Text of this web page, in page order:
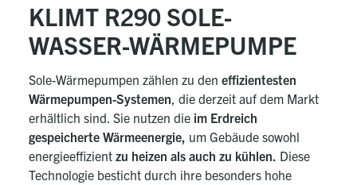
KLIMT R290 SOLE-
WASSER-WÄRMEPUMPE
Sole-Wärmepumpen zählen zu den effizientesten
Wärmepumpen-Systemen, die derzeit auf dem Markt
erhältlich sind. Sie nutzen die im Erdreich
gespeicherte Wärmeenergie, um Gebäude sowohl
energieeffizient zu heizen als auch zu kühlen. Diese
Technologie besticht durch ihre besonders hohe